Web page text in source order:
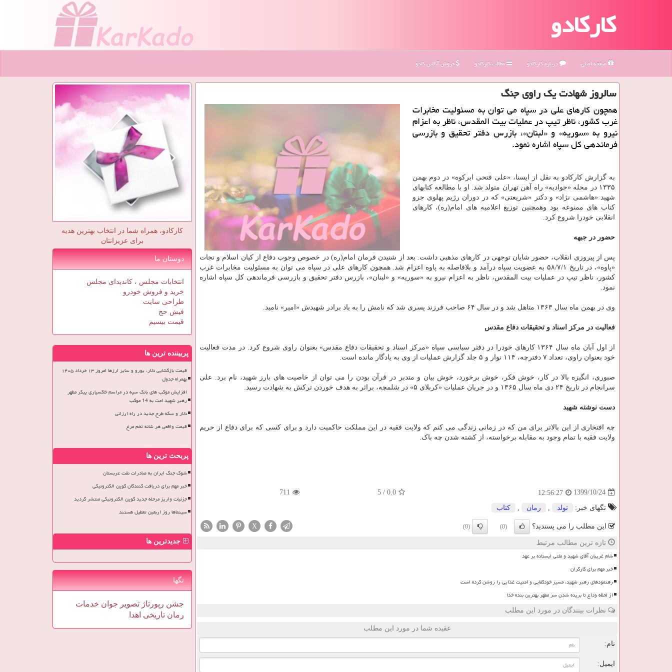
کارکادو
صفحه اصلی درباره كاركادو مطالب كاركادو فروش آنلاین کادو
سالروز شهادت یك راوی جنگ
همچون کارهای علی در سپاه می توان به مسئولیت مخابرات
غرب کشور، ناظر تیپ در عملیات بیت المقدس، ناظر به اعزام
نیرو به «سوریه» و «لبنان»، بازرس دفتر تحقیق و بازرسی
فرماندهی کل سپاه اشاره نمود.
به گزارش کارکادو به نقل از ایسنا، «علی فتحی ابرکوه» در دوم بهمن
۱۳۳۵ در محله «جوادیه» راه آهن تهران متولد شد. او با مطالعه کتابهای
شهید «هاشمی نژاد» و دکتر «شریعتی» که در دوران رژیم پهلوی جزو
کتاب های ممنوعه بود وهمچنین توزیع اعلامیه های امام(ره)، کارهای
انقلابی خودرا شروع کرد.
حضور در جبهه
پس از پیروزی انقلاب، حضور شایان توجهی در کارهای مذهبی داشت. بعد از شنیدن فرمان امام(ره) در خصوص وجوب دفاع از کیان اسلام و نجات
«پاوه»، در تاریخ ۵۸/۷/۱ به عضویت سپاه درآمد و بلافاصله به پاوه اعزام شد. همچون کارهای علی در سپاه می توان به مسئولیت مخابرات غرب
کشور، ناظر تیپ در عملیات بیت المقدس، ناظر به اعزام نیرو به «سوریه» و «لبنان»، بازرس دفتر تحقیق و بازرسی فرماندهی کل سپاه اشاره
نمود.
وی در بهمن ماه سال ۱۳۶۳ متاهل شد و در سال ۶۴ صاحب فرزند پسری شد که نامش را به یاد برادر شهیدش «امیر» نامید.
فعالیت در مرکز اسناد و تحقیقات دفاع مقدس
از اول آبان ماه سال ۱۳۶۴ کارهای خودرا در دفتر سیاسی سپاه «مرکز اسناد و تحقیقات دفاع مقدس» بعنوان راوی شروع کرد. در مدت فعالیت
خود بعنوان راوی، تعداد ۷ دفترچه، ۱۱۴ نوار و ۵ جلد گزارش عملیات از وی به یادگار مانده است.
صبوری، انگیزه بالا در کار، خوش فکر، خوش برخورد، خوش بیان و متدبر در قرآن بودن را می توان از خاصیت های بارز شهید، نام برد. علی
سرانجام در تاریخ ۲۴ دی ماه سال ۱۳۶۵ و در جریان عملیات «کربلای ۵» در شلمچه، براثر به هدف خوردن ترکش به شهادت رسید.
دست نوشته شهید
چه افتخاری از این بالاتر برای من که در زمانی زندگی می کنم که ولایت فقیه در این مملکت حاکمیت دارد و برای کسی که برای دفاع از حریم
ولایت فقیه با تمام وجود به مقابله برخواسته، از کشته شدن چه باک.
1399/10/24
12:56:27
0.0
/
5
711
تگهای خبر: تولد رمان كتاب
این مطلب را می پسندید؟ (0)
(0)
X
تازه ترین مطالب مرتبط
شام غریبان آقای شهید و ملتی ایستاده بر عهد
خبر مهم برای کارگران
رهنمودهای رهبر شهید، مسیر خودکفایی و امنیت غذایی را روشن کرده است
از لحظه وداع تا بریده شدن سر مطهر بهترین بنده خدا
نظرات بینندگان در مورد این مطلب
عقیده شما در مورد این مطلب
نام:
ایمیل:
کارکادو، همراه شما در انتخاب بهترین هدیه
برای عزیزانتان
دوستان ما
انتخابات مجلس ، کاندیدای مجلس
خرید و فروش خودرو
طراحی سایت
فیش حج
قیمت بیسیم
پربیننده ترین ها
قیمت بازگشایی دلار، یورو و سایر ارزها امروز ۱۳ خرداد ۱۴۰۵
بهمراه جدول
افزایش موکب های بانک سپه در مراسم خاکسپاری پیکر مطهر
رهبر شهید امت به 14 موکب
دلار و سکه طرح جدید در راه ارزانی
قیمت واقعی هر شانه تخم مرغ
پربحث ترین ها
شوک جنگ ایران به صادرات نفت عربستان
خبر مهم برای دریافت کنندگان کوپن الکترونیکی
جزئیات واریز مرحله جدید کوپن الکترونیکی منتشر گردید
سینماها روز اربعین تعطیل هستند
جدیدترین ها
تگها
جشن رپورتاژ تصویر جوان خدمات
رمان تاریخی اهدا